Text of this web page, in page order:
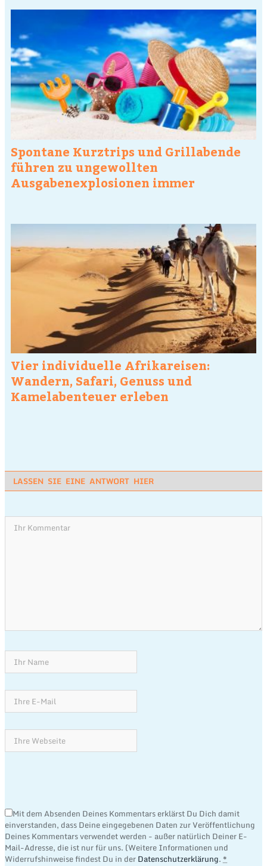
Spontane Kurztrips und Grillabende
führen zu ungewollten
Ausgabenexplosionen immer
Vier individuelle Afrikareisen:
Wandern, Safari, Genuss und
Kamelabenteuer erleben
LASSEN SIE EINE ANTWORT HIER
Mit dem Absenden Deines Kommentars erklärst Du Dich damit
einverstanden, dass Deine eingegebenen Daten zur Veröffentlichung
Deines Kommentars verwendet werden - außer natürlich Deiner E-
Mail-Adresse, die ist nur für uns. (Weitere Informationen und
Widerrufshinweise findest Du in derDatenschutzerklärung.*